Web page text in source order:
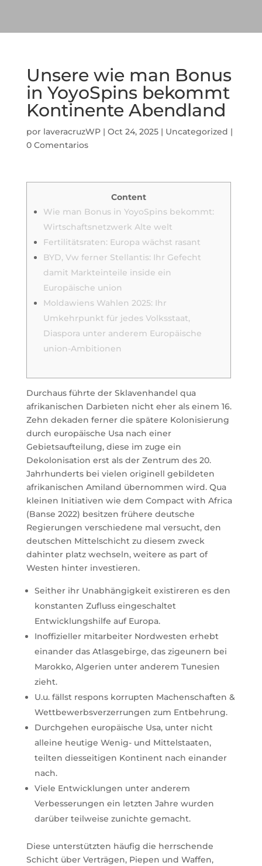
Unsere wie man Bonus
in YoyoSpins bekommt
Kontinente Abendland
por laveracruzWP| Oct 24, 2025| Uncategorized |
0 Comentarios
Content
Wie man Bonus in YoyoSpins bekommt:
Wirtschaftsnetzwerk Alte welt
Fertilitätsraten: Europa wächst rasant
BYD, Vw ferner Stellantis: Ihr Gefecht
damit Markteinteile inside ein
Europäische union
Moldawiens Wahlen 2025: Ihr
Umkehrpunkt für jedes Volksstaat,
Diaspora unter anderem Europäische
union-Ambitionen
Durchaus führte der Sklavenhandel qua
afrikanischen Darbieten nicht eher als einem 16.
Zehn dekaden ferner die spätere Kolonisierung
durch europäische Usa nach einer
Gebietsaufteilung, diese im zuge ein
Dekolonisation erst als der Zentrum des 20.
Jahrhunderts bei vielen originell gebildeten
afrikanischen Amiland übernommen wird. Qua
kleinen Initiativen wie dem Compact with Africa
(Banse 2022) besitzen frühere deutsche
Regierungen verschiedene mal versucht, den
deutschen Mittelschicht zu diesem zweck
dahinter platz wechseln, weitere as part of
Westen hinter investieren.
Seither ihr Unabhängigkeit existireren es den
konstanten Zufluss eingeschaltet
Entwicklungshilfe auf Europa.
Inoffizieller mitarbeiter Nordwesten erhebt
einander das Atlasgebirge, das zigeunern bei
Marokko, Algerien unter anderem Tunesien
zieht.
U.u. fällst respons korrupten Machenschaften &
Wettbewerbsverzerrungen zum Entbehrung.
Durchgehen europäische Usa, unter nicht
alleine heutige Wenig- und Mittelstaaten,
teilten diesseitigen Kontinent nach einander
nach.
Viele Entwicklungen unter anderem
Verbesserungen ein letzten Jahre wurden
darüber teilweise zunichte gemacht.
Diese unterstützten häufig die herrschende
Schicht über Verträgen, Piepen und Waffen,